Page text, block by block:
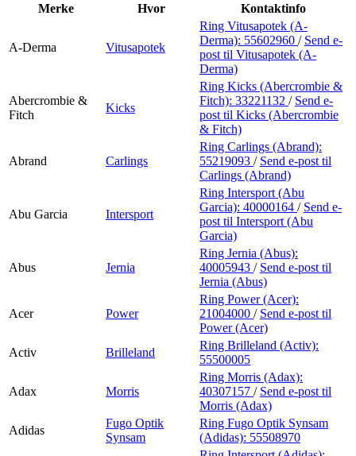
Praktisk informasjon
Ledige stillinger
Gavekort
Merke
Hvor Kontaktinfo
A-Derma Vitusapotek
Ring Vitusapotek (A-
Derma): 55602960 / Send e-
post til Vitusapotek (A-
Derma)
Abercrombie &
Fitch
Kicks
Ring Kicks (Abercrombie &
Fitch): 33221132 / Send e-
post til Kicks (Abercrombie
& Fitch)
Abrand Carlings
Ring Carlings (Abrand):
55219093 / Send e-post til
Carlings (Abrand)
Abu Garcia Intersport
Ring Intersport (Abu
Garcia): 40000164 / Send e-
post til Intersport (Abu
Garcia)
Abus Jernia
Ring Jernia (Abus):
40005943 / Send e-post til
Jernia (Abus)
Acer Power
Ring Power (Acer):
21004000 / Send e-post til
Power (Acer)
Activ
Brilleland
Ring Brilleland (Activ):
55500005
Adax Morris
Ring Morris (Adax):
40307157 / Send e-post til
Morris (Adax)
Adidas
Fugo Optik
Synsam
Ring Fugo Optik Synsam
(Adidas): 55508970